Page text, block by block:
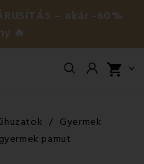
– akár -60%
🔥
shopping_cart 
Gyermek
pamut